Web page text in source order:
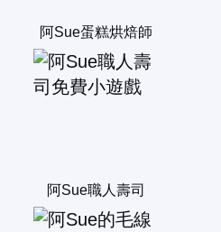
阿Sue蛋糕烘焙師
阿Sue職人壽司